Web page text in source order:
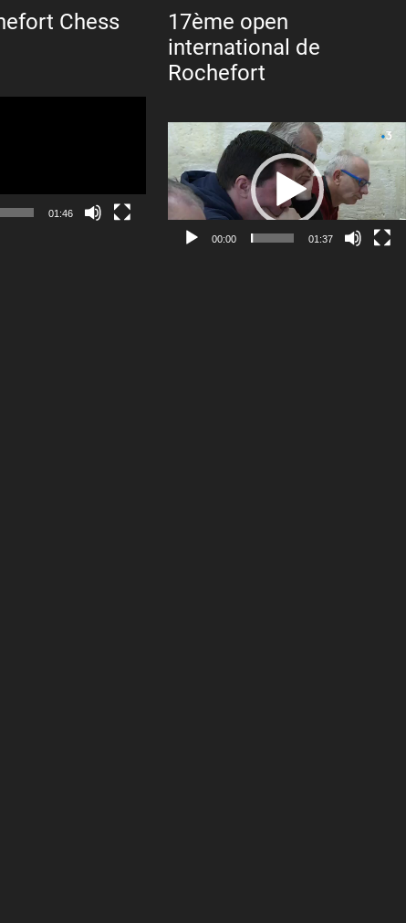
Chess
01:46
17ème open
international de
Rochefort
Lecteur
vidéo
00:00 01:37